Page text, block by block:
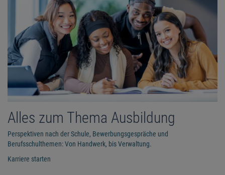
Alles zum Thema Ausbildung
Perspektiven nach der Schule, Bewerbungsgespräche und
Berufsschulthemen: Von Handwerk, bis Verwaltung.
Karriere starten